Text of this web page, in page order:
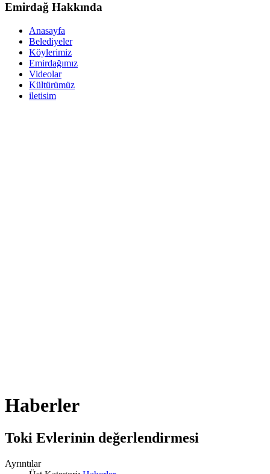
Emirdağ Hakkında
Anasayfa
Belediyeler
Köylerimiz
Emirdağımız
Videolar
Kültürümüz
iletisim
Haberler
Toki Evlerinin değerlendirmesi
Ayrıntılar